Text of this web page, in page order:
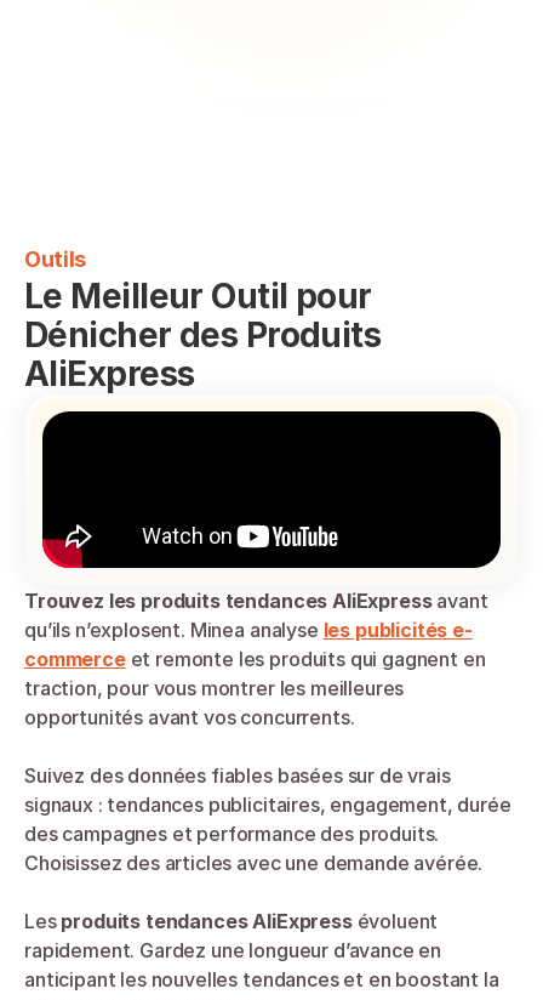
Outils
Le Meilleur Outil pour
Dénicher des Produits
AliExpress
Trouvez les produits tendances AliExpress avant
qu’ils n’explosent. Minea analyse les publicités e-
commerce et remonte les produits qui gagnent en
traction, pour vous montrer les meilleures
opportunités avant vos concurrents.
Suivez des données fiables basées sur de vrais
signaux : tendances publicitaires, engagement, durée
des campagnes et performance des produits.
Choisissez des articles avec une demande avérée.
Les produits tendances AliExpress évoluent
rapidement. Gardez une longueur d’avance en
anticipant les nouvelles tendances et en boostant la